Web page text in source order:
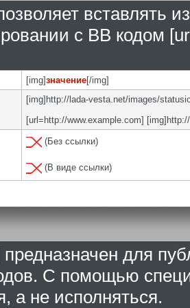
вставлять
с BB кодом
[img]значение[/img]
[img]http://lada-vesta.net/images/
[url=http://www.example.com]
(Без ссылки)
(В виде ссылки)
предназначен для
С помощью
а не исполняться.